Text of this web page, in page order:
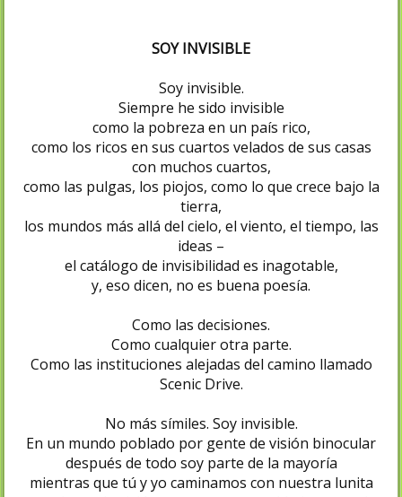
SOY INVISIBLE
Soy invisible.
Siempre he sido invisible
como la pobreza en un país rico,
como los ricos en sus cuartos velados de sus casas
con muchos cuartos,
como las pulgas, los piojos, como lo que crece bajo la
tierra,
los mundos más allá del cielo, el viento, el tiempo, las
ideas –
el catálogo de invisibilidad es inagotable,
y, eso dicen, no es buena poesía.
Como las decisiones.
Como cualquier otra parte.
Como las instituciones alejadas del camino llamado
Scenic Drive.
No más símiles. Soy invisible.
En un mundo poblado por gente de visión binocular
después de todo soy parte de la mayoría
mientras que tú y yo caminamos con nuestra lunita